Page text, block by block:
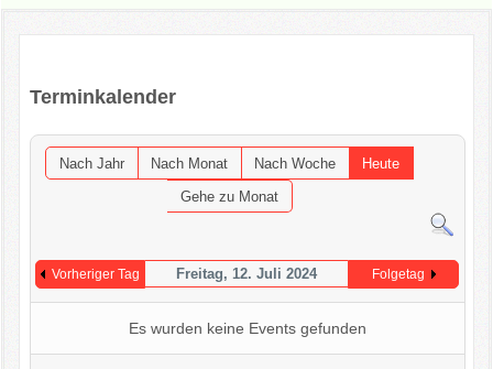
UNSER VEREIN
KONTAKT
Terminkalender
Nach Jahr Nach Monat Nach Woche
Heute
Gehe zu Monat
Vorheriger Tag Freitag, 12. Juli 2024 Folgetag
Es wurden keine Events gefunden